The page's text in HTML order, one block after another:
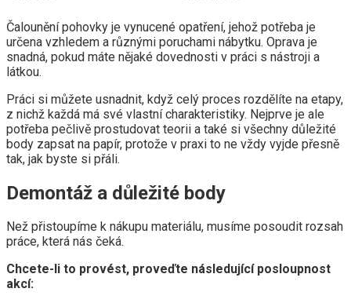
Čalounění pohovky je vynucené opatření, jehož potřeba je
určena vzhledem a různými poruchami nábytku. Oprava je
snadná, pokud máte nějaké dovednosti v práci s nástroji a
látkou.
Práci si můžete usnadnit, když celý proces rozdělíte na etapy,
z nichž každá má své vlastní charakteristiky. Nejprve je ale
potřeba pečlivě prostudovat teorii a také si všechny důležité
body zapsat na papír, protože v praxi to ne vždy vyjde přesně
tak, jak byste si přáli.
Demontáž a důležité body
Než přistoupíme k nákupu materiálu, musíme posoudit rozsah
práce, která nás čeká.
Chcete-li to provést, proveďte následující posloupnost
akcí: